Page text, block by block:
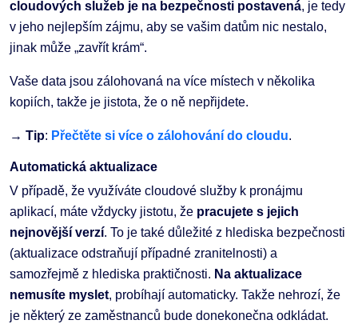
cloudových služeb je na bezpečnosti postavená, je tedy
v jeho nejlepším zájmu, aby se vašim datům nic nestalo,
jinak může „zavřít krám“.
Vaše data jsou zálohovaná na více místech v několika
kopiích, takže je jistota, že o ně nepřijdete.
→ Tip: Přečtěte si více o zálohování do cloudu.
Automatická aktualizace
V případě, že využíváte cloudové služby k pronájmu
aplikací, máte vždycky jistotu, že pracujete s jejich
nejnovější verzí. To je také důležité z hlediska bezpečnosti
(aktualizace odstraňují případné zranitelnosti) a
samozřejmě z hlediska praktičnosti. Na aktualizace
nemusíte myslet, probíhají automaticky. Takže nehrozí, že
je některý ze zaměstnanců bude donekonečna odkládat.